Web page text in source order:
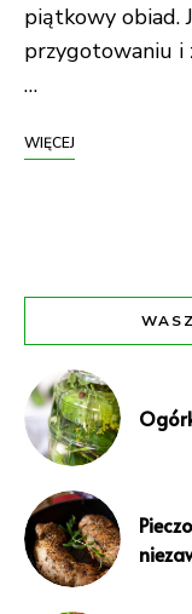
piątkowy obiad.
przygotowaniu i
…
WIĘCEJ